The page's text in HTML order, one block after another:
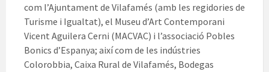
com l’Ajuntament de Vilafamés (amb les regidories de
Turisme i Igualtat), el Museu d’Art Contemporani
Vicent Aguilera Cerni (MACVAC) i l’associació Pobles
Bonics d’Espanya; així com de les indústries
Colorobbia, Caixa Rural de Vilafamés, Bodegas